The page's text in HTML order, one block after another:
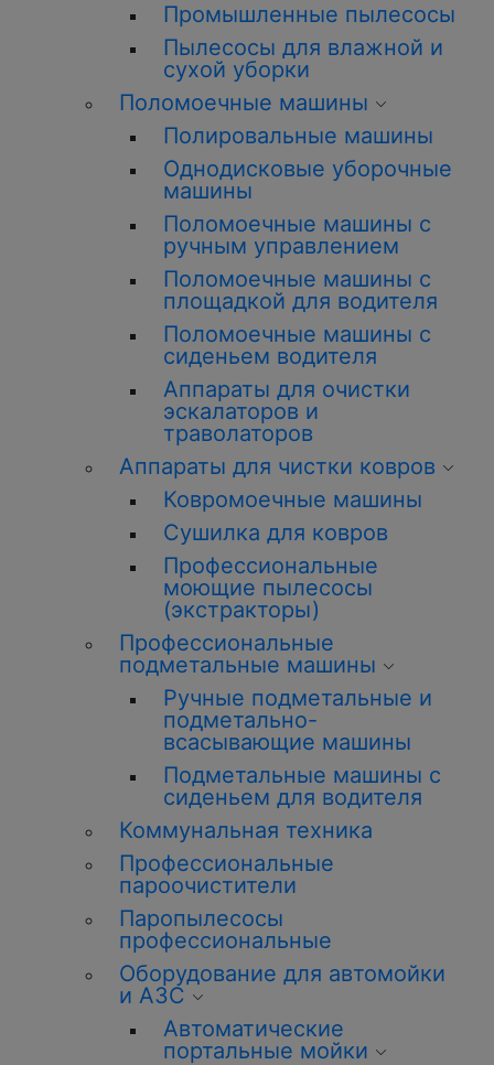
Промышленные пылесосы
Пылесосы для влажной и
сухой уборки
Поломоечные машины
Полировальные машины
Однодисковые уборочные
машины
Поломоечные машины с
ручным управлением
Поломоечные машины с
площадкой для водителя
Поломоечные машины с
сиденьем водителя
Аппараты для очистки
эскалаторов и
траволаторов
Аппараты для чистки ковров
Ковромоечные машины
Сушилка для ковров
Профессиональные
моющие пылесосы
(экстракторы)
Профессиональные
подметальные машины
Ручные подметальные и
подметально-
всасывающие машины
Подметальные машины с
сиденьем для водителя
Коммунальная техника
Профессиональные
пароочистители
Паропылесосы
профессиональные
Оборудование для автомойки
и АЗС
Автоматические
портальные мойки